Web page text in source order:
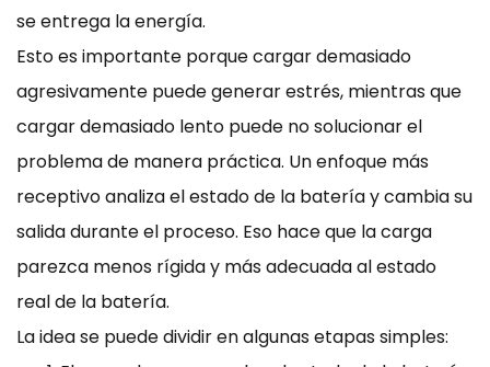
se entrega la energía.
Esto es importante porque cargar demasiado
agresivamente puede generar estrés, mientras que
cargar demasiado lento puede no solucionar el
problema de manera práctica. Un enfoque más
receptivo analiza el estado de la batería y cambia su
salida durante el proceso. Eso hace que la carga
parezca menos rígida y más adecuada al estado
real de la batería.
La idea se puede dividir en algunas etapas simples: